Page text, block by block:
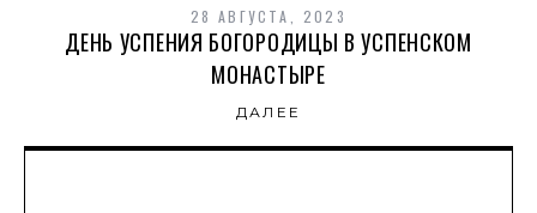
28 АВГУСТА, 2023
ДЕНЬ УСПЕНИЯ БОГОРОДИЦЫ В УСПЕНСКОМ
МОНАСТЫРЕ
ДАЛЕЕ